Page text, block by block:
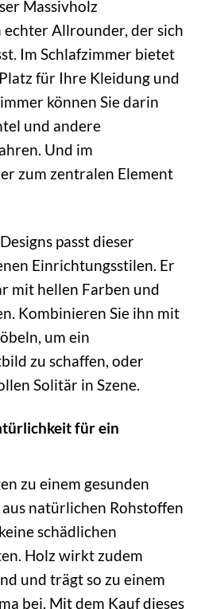
Massivholz
echter Allrounder, der sich
Im Schlafzimmer bietet
für Ihre Kleidung und
können Sie darin
und andere
Und im
zum zentralen Element
passt dieser
Einrichtungsstilen. Er
mit hellen Farben und
Kombinieren Sie ihn mit
um ein
zu schaffen, oder
Solitär in Szene.
für ein
zu einem gesunden
natürlichen Rohstoffen
schädlichen
Holz wirkt zudem
und trägt so zu einem
bei. Mit dem Kauf dieses